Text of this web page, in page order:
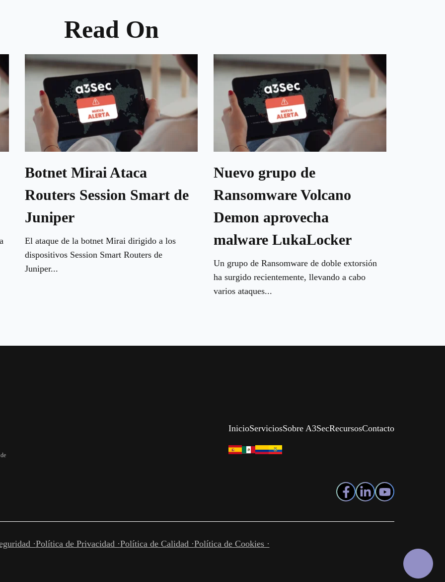
Read On
Botnet Mirai Ataca
Routers Session Smart de
Juniper
El ataque de la botnet Mirai dirigido a los
dispositivos Session Smart Routers de
Juniper...
Nuevo grupo de
Ransomware Volcano
Demon aprovecha
malware LukaLocker
Un grupo de Ransomware de doble extorsión
ha surgido recientemente, llevando a cabo
varios ataques...
InicioServiciosSobre A3SecRecursosContacto
·Política de Privacidad ·Política de Calidad ·Política de Cookies ·